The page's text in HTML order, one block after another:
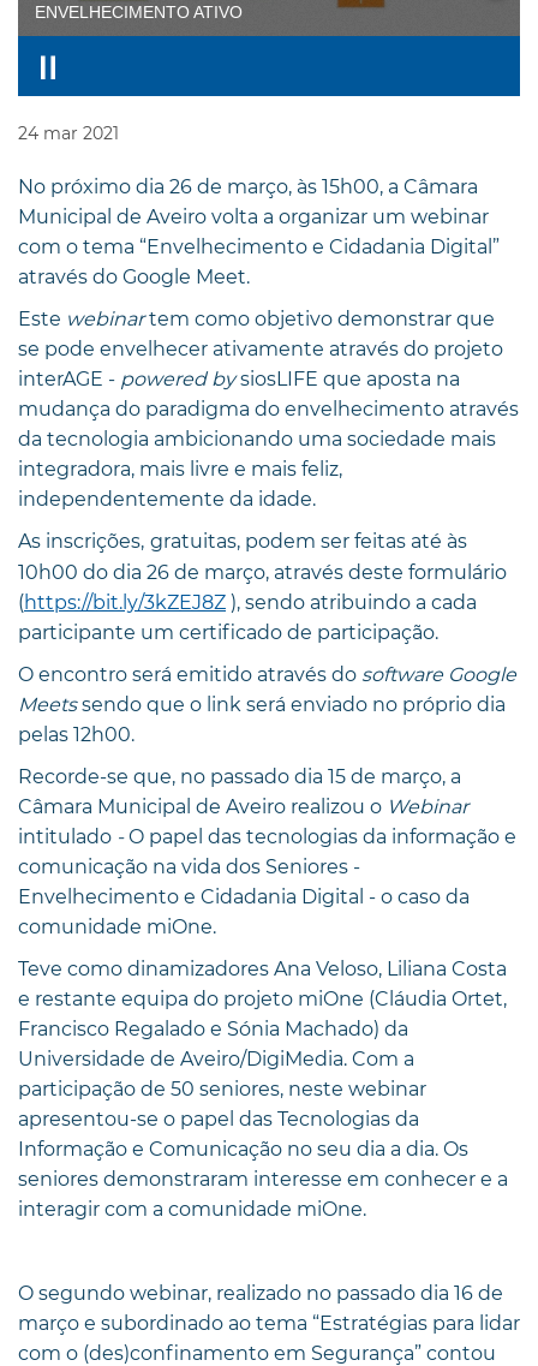
ENVELHECIMENTO ATIVO
24 mar 2021
No próximo dia 26 de março, às 15h00, a Câmara
Municipal de Aveiro volta a organizar um webinar
com o tema “Envelhecimento e Cidadania Digital”
através do Google Meet.
Este webinartem como objetivo demonstrar que
se pode envelhecer ativamente através do projeto
interAGE - powered bysiosLIFE que aposta na
mudança do paradigma do envelhecimento através
da tecnologia ambicionando uma sociedade mais
integradora, mais livre e mais feliz,
independentemente da idade.
As inscrições, gratuitas, podem ser feitas até às
10h00 do dia 26 de março, através deste formulário
(https://bit.ly/3kZEJ8Z ), sendo atribuindo a cada
participante um certificado de participação.
O encontro será emitido através do software Google
Meetssendo que o link será enviado no próprio dia
pelas 12h00.
Recorde-se que, no passado dia 15 de março, a
Câmara Municipal de Aveiro realizou o Webinar
intitulado -O papel das tecnologias da informação e
comunicação na vida dos Seniores -
Envelhecimento e Cidadania Digital - o caso da
comunidade miOne.
Teve como dinamizadores Ana Veloso, Liliana Costa
e restante equipa do projeto miOne (Cláudia Ortet,
Francisco Regalado e Sónia Machado) da
Universidade de Aveiro/DigiMedia. Com a
participação de 50 seniores, neste webinar
apresentou-se o papel das Tecnologias da
Informação e Comunicação no seu dia a dia. Os
seniores demonstraram interesse em conhecer e a
interagir com a comunidade miOne.
O segundo webinar, realizado no passado dia 16 de
março e subordinado ao tema “Estratégias para lidar
com o (des)confinamento em Segurança” contou